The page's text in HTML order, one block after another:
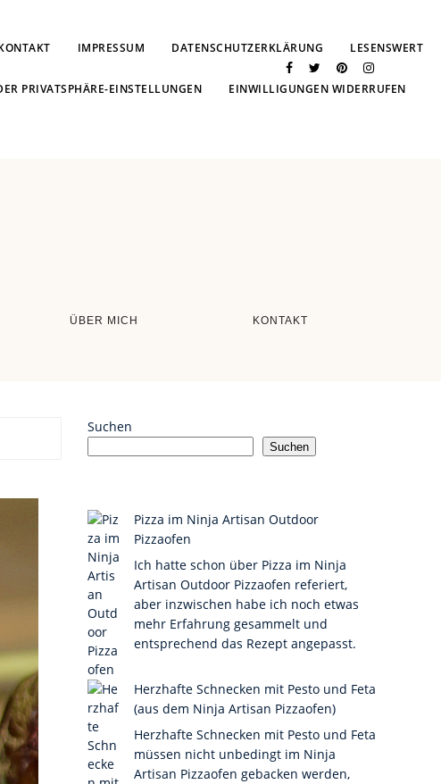
IMPRESSUM DATENSCHUTZERKLÄRUNG LESENSWERT
PRIVATSPHÄRE-EINSTELLUNGEN EINWILLIGUNGEN WIDERRUFEN
ÜBER MICH KONTAKT
Suchen
Suchen
Pizza im Ninja Artisan Outdoor
Pizzaofen
Ich hatte schon über Pizza im Ninja
Artisan Outdoor Pizzaofen referiert,
aber inzwischen habe ich noch etwas
mehr Erfahrung gesammelt und
entsprechend das Rezept angepasst.
Herzhafte Schnecken mit Pesto und Feta
(aus dem Ninja Artisan Pizzaofen)
Herzhafte Schnecken mit Pesto und Feta
müssen nicht unbedingt im Ninja
Artisan Pizzaofen gebacken werden,